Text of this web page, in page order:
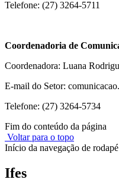
Telefone: (27) 3264-5711
Coordenadoria de
Coordenadora: Luana
E-mail do Setor:
Telefone: (27) 3264-5734
Fim do conteúdo da página
Voltar para o topo
Início da navegação de rodapé
Ifes